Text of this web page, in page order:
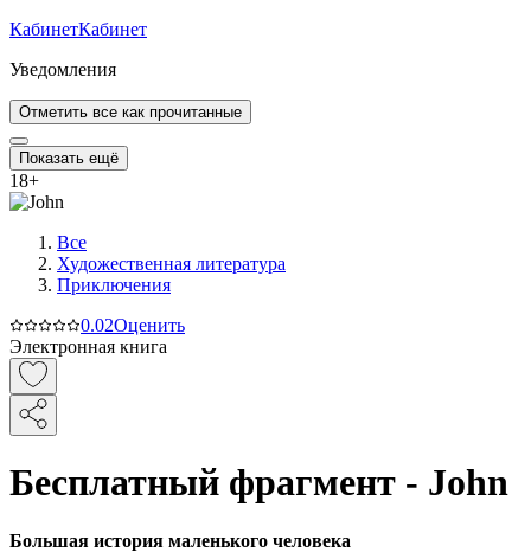
КабинетКабинет
Уведомления
Отметить все как прочитанные
Показать ещё
18+
Все
Художественная литература
Приключения
0.02Оценить
Электронная книга
Бесплатный фрагмент - John
Большая история маленького человека